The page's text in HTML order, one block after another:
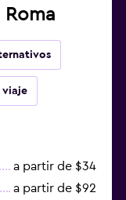
viaje
a partir de $34
a partir de $92